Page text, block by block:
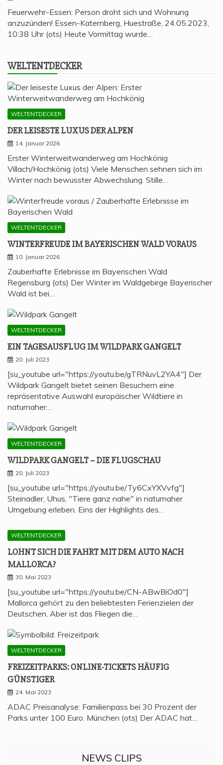
Feuerwehr-Essen: Person droht sich und Wohnung
anzuzünden! Essen-Katernberg, Huestraße, 24.05.2023,
10:38 Uhr (ots) Heute Vormittag wurde…
WELT­ENT­DE­CKER
WELTENTDECKER
DER LEI­SES­TE LUXUS DER ALPEN
14. Januar 2026
Erster Winterweitwanderweg am Hochkönig
Villach/Hochkönig (ots) Viele Menschen sehnen sich im
Winter nach bewusster Abwechslung. Stille…
WELTENTDECKER
WIN­TER­FREU­DE IM BAYE­RI­SCHEN WALD VORAUS
10. Januar 2026
Zauberhafte Erlebnisse im Bayerischen Wald
Regensburg (ots) Der Winter im Waldgebirge Bayerischer
Wald ist bei…
WELTENTDECKER
EIN TAGES­AUS­FLUG IM WILD­PARK GANGELT
20. Juli 2023
[su_youtube url="https://youtu.be/gTRNuvL2YA4"] Der
Wildpark Gangelt bietet seinen Besuchern eine
repräsentative Auswahl europäischer Wildtiere in
naturnaher…
WELTENTDECKER
WILD­PARK GAN­GELT – DIE FLUGSCHAU
20. Juli 2023
[su_youtube url="https://youtu.be/Ty6CxYXVvfg"]
Steinadler, Uhus, "Tiere ganz nahe" in naturnaher
Umgebung erleben. Eins der Highlights des…
WELTENTDECKER
LOHNT SICH DIE FAHRT MIT DEM AUTO NACH
MALLORCA?
30. Mai 2023
[su_youtube url="https://youtu.be/CN-ABwBiOd0"]
Mallorca gehört zu den beliebtesten Ferienzielen der
Deutschen. Aber ist das Fliegen die…
WELTENTDECKER
FREI­ZEIT­PARKS: ONLINE-TICKETS HÄU­FIG
GÜNSTIGER
24. Mai 2023
ADAC Preisanalyse: Familienpass bei 30 Prozent der
Parks unter 100 Euro. München (ots) Der ADAC hat…
NEWS CLIPS